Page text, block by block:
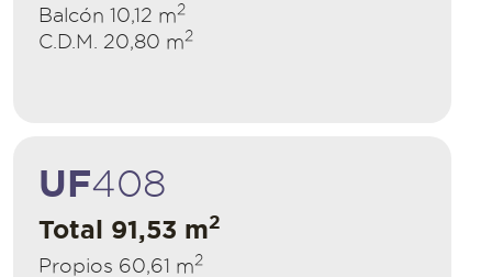
Balcón 10,12 m2
C.D.M. 20,80 m2
UF408
Total 91,53 m2
Propios 60,61 m2